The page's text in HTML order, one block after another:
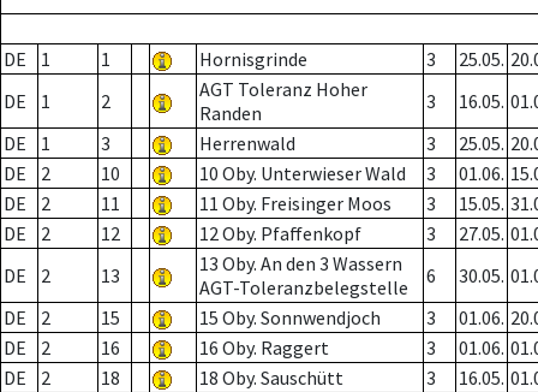
DE 1 1 Hornisgrinde 3 25.05.
DE
1 2
AGT Toleranz Hoher
Randen
3 16.05.
DE
1 3 Herrenwald 3 25.05.
DE
2 10 10 Oby. Unterwieser Wald 3 01.06.
DE
2 11 11 Oby. Freisinger Moos 3 15.05.
DE
2 12 12 Oby. Pfaffenkopf 3 27.05.
DE
2 13
13 Oby. An den 3 Wassern
AGT-Toleranzbelegstelle
6 30.05.
DE
2 15 15 Oby. Sonnwendjoch 3 01.06.
DE
2 16 16 Oby. Raggert 3 01.06.
DE
2 18 18 Oby. Sauschütt 3 16.05.